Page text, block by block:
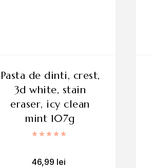
pasta de dinti, crest,
3d white, stain
eraser, icy clean
mint 107g
Evaluat la
46,99 lei